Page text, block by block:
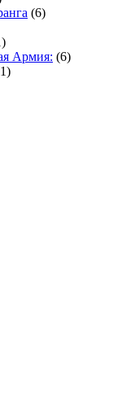
(6)
Армия: (6)